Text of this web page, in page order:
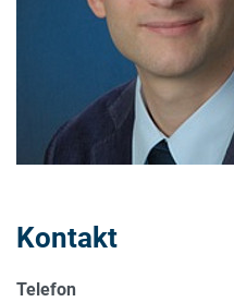
Kontakt
Telefon